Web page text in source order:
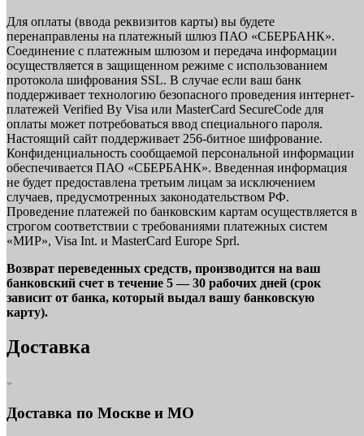
Для оплаты (ввода реквизитов карты) вы будете
перенаправлены на платежный шлюз ПАО «СБЕРБАНК».
Соединение с платежным шлюзом и передача информации
осуществляется в защищенном режиме с использованием
протокола шифрования SSL. В случае если ваш банк
поддерживает технологию безопасного проведения интернет-
платежей Verified By Visa или MasterCard SecureCode для
оплаты может потребоваться ввод специального пароля.
Настоящий сайт поддерживает 256-битное шифрование.
Конфиденциальность сообщаемой персональной информации
обеспечивается ПАО «СБЕРБАНК». Введенная информация
не будет предоставлена третьим лицам за исключением
случаев, предусмотренных законодательством РФ.
Проведение платежей по банковским картам осуществляется в
строгом соответствии с требованиями платежных систем
«МИР», Visa Int. и MasterCard Europe Sprl.
Возврат переведенных средств, производится на ваш
банковский счет в течение 5 — 30 рабочих дней (срок
зависит от банка, который выдал вашу банковскую
карту).
Доставка
Доставка по Москве и МО